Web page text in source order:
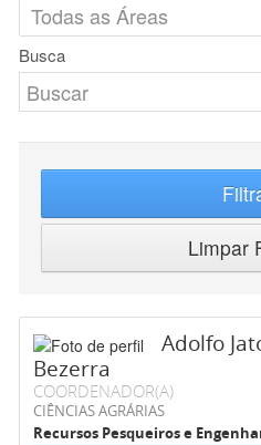
Busca
Limpar
Adolfo
Bezerra
COORDENADOR(A)
CIÊNCIAS AGRÁRIAS
Recursos Pesqueiros e